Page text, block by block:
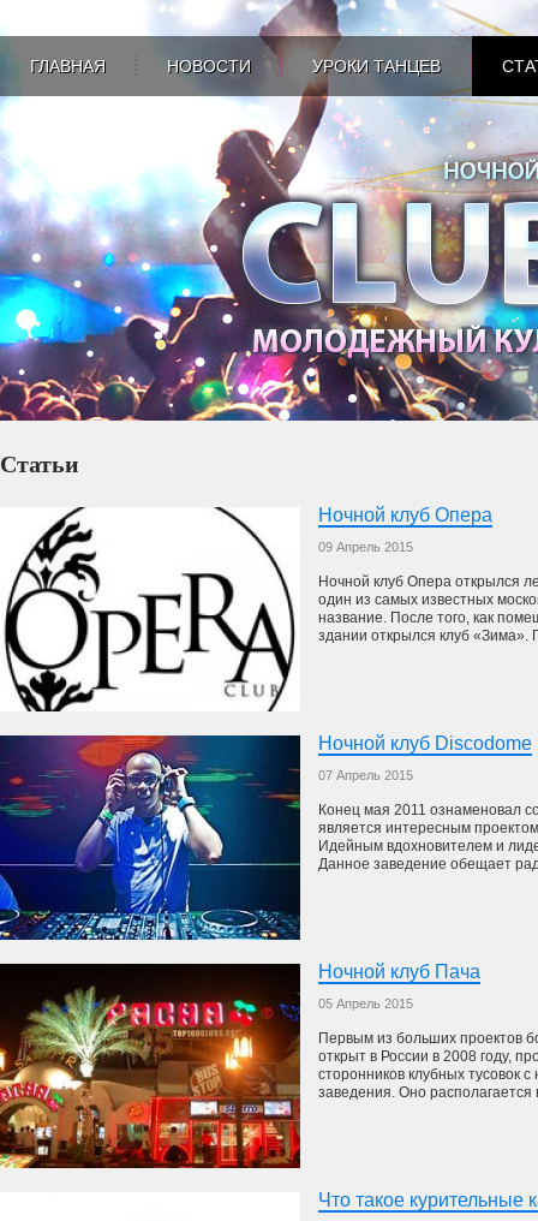
ГЛАВНАЯ НОВОСТИ УРОКИ ТАНЦЕВ
Статьи
Ночной клуб Опера
09 Апрель 2015
Ночной клуб Опера открылся
один из самых известных
название. После того, как
здании открылся клуб «Зима».
Ночной клуб Discodome
07 Апрель 2015
Конец мая 2011 ознаменовал
является интересным
Идейным вдохновителем и
Данное заведение обещает
Ночной клуб Пача
05 Апрель 2015
Первым из больших проектов
открыт в России в 2008 году,
сторонников клубных тусовок
заведения. Оно
Что такое курительные